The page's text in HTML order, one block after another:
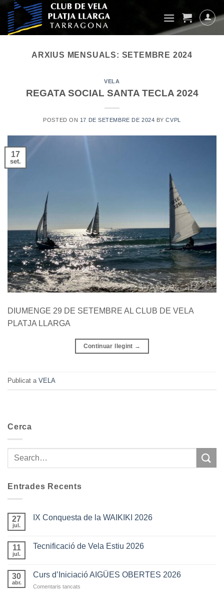
Skip
content
ARXIUS MENSUALS: SETEMBRE 2024
VELA
REGATA SOCIAL SANTA TECLA 2024
POSTED ON 17 DE SETEMBRE DE 2024 BYCVPL
17
set.
DIUMENGE 29 DE SETEMBRE AL CLUB DE VELA
PLATJA LLARGA
Continuar llegint →
Publicat a VELA
Cerca
Entrades Recents
27
jul.
IX Conquesta de la WAIKIKI 2026
11
jul.
Tecnificació de Vela Estiu 2026
30
abr.
Curs d’Iniciació AIGÜES OBERTES 2026
Comentaris tancats